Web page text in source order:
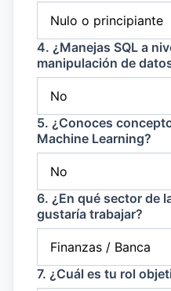
4. ¿Manejas SQL a
manipulación de
5. ¿Conoces
Machine Learning?
6. ¿En qué sector de
gustaría trabajar?
7. ¿Cuál es tu rol